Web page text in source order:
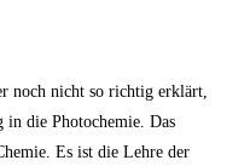
noch nicht so richtig erklärt,
in die Photochemie. Das
Es ist die Lehre der